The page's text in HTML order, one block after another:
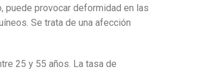
puede provocar deformidad en las
Se trata de una afección
25 y 55 años. La tasa de